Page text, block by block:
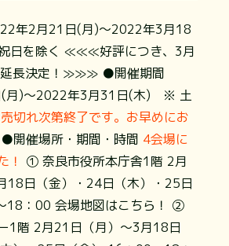
年2月21日(月)～2022年3月18
日を除く ≪≪≪好評につき、3月
延長決定！≫≫≫ ●開催期間
(月)～2022年3月31日(木) ※ 土
切れ次第終了です。お早めにお
●開催場所・期間・時間 4会場に
！ ① 奈良市役所本庁舎1階 2月
18日（金）・24日（木）・25日
18：00 会場地図はこちら！ ②
1階 2月21日（月）～3月18日